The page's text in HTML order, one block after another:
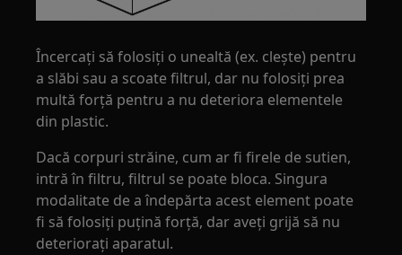
Încercați să folosiți o unealtă (ex. clește) pentru
a slăbi sau a scoate filtrul, dar nu folosiți prea
multă forță pentru a nu deteriora elementele
din plastic.
Dacă corpuri străine, cum ar fi firele de sutien,
intră în filtru, filtrul se poate bloca. Singura
modalitate de a îndepărta acest element poate
fi să folosiți puțină forță, dar aveți grijă să nu
deteriorați aparatul.